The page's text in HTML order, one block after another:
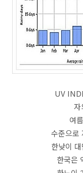
UV
자
여
수준으로
한낮이
한국은